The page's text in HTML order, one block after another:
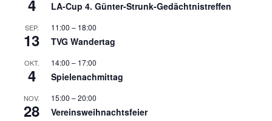
4 LA-Cup 4. Günter-Strunk-Gedächtnistreffen
SEP.
13
11:00 – 18:00
TVG Wandertag
OKT.
4
14:00 – 17:00
Spielenachmittag
NOV.
28
15:00 –20:00
Vereinsweihnachtsfeier